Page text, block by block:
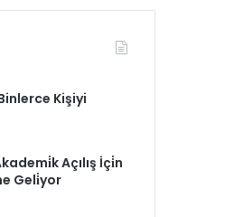
Kişiyi
Açılış İçi̇n
Geli̇yor